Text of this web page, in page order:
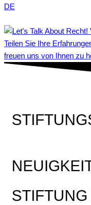
DE
Teilen Sie Ihre
freuen uns von Ihnen zu